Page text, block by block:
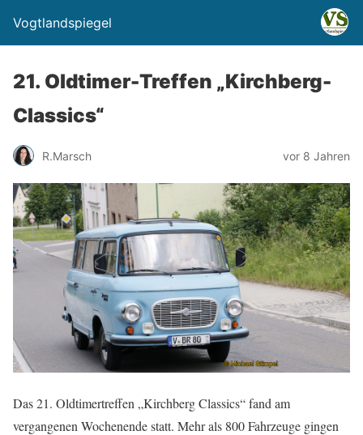
Vogtlandspiegel
21. Oldtimer-Treffen „Kirchberg-
Classics“
R.Marsch vor 8 Jahren
Das 21. Oldtimertreffen „Kirchberg Classics“ fand am
vergangenen Wochenende statt. Mehr als 800 Fahrzeuge gingen